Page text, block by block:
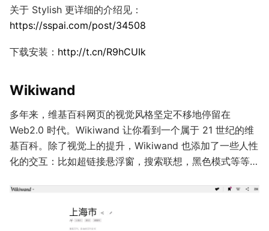
关于 Stylish 更详细的介绍见：
https://sspai.com/post/34508
下载安装： http://t.cn/R9hCUIk
Wikiwand
多年来，维基百科网页的视觉风格坚定不移地停留在
Web2.0 时代。Wikiwand 让你看到一个属于 21 世纪的维
基百科。除了视觉上的提升，Wikiwand 也添加了一些人性
化的交互：比如超链接悬浮窗，搜索联想，黑色模式等等…